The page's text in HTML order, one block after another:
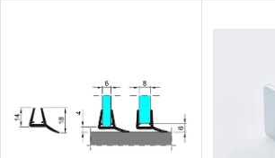
t
t